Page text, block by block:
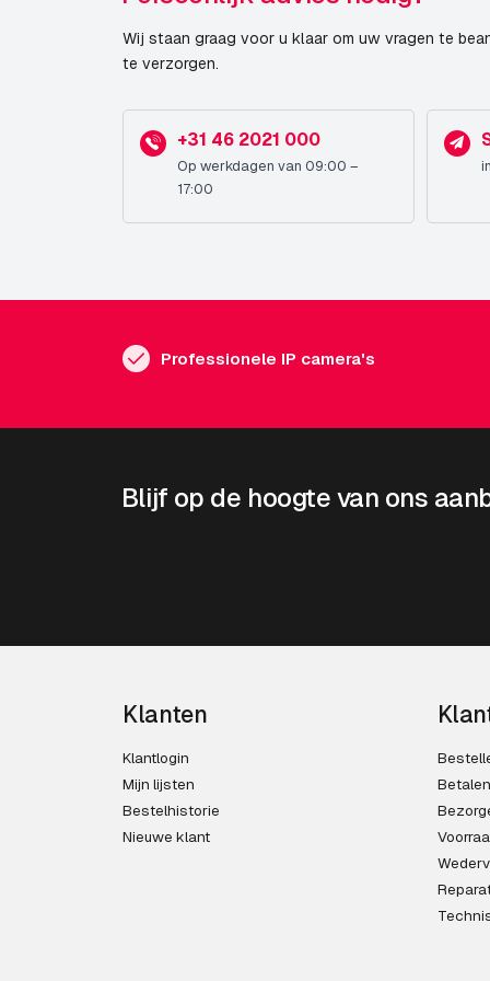
Wij staan graag voor u klaar om uw vragen te
te verzorgen.
+31 46 2021 000
Op werkdagen van 09:00 –
17:00
Professionele IP camera's
Blijf op de hoogte van ons
Klanten
Klantlogin
Mijn lijsten
Bestelhistorie
Nieuwe klant
Betalen